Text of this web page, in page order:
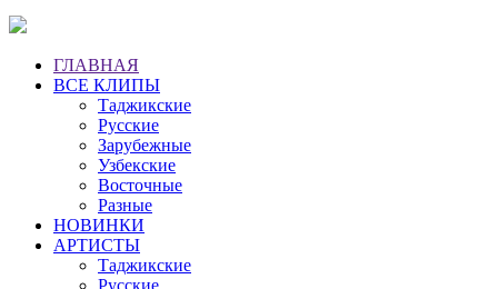
ГЛАВНАЯ
ВСЕ КЛИПЫ
Таджикские
Русские
Зарубежные
Узбекские
Восточные
Разные
НОВИНКИ
АРТИСТЫ
Таджикские
Русские